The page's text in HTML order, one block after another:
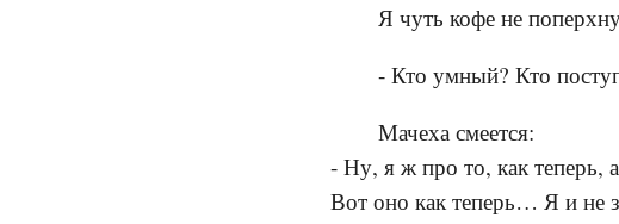
Я чуть кофе не
- Кто умный? Кто
Мачеха смеется:
- Ну, я ж про то, как теперь,
Вот оно как теперь… Я и не